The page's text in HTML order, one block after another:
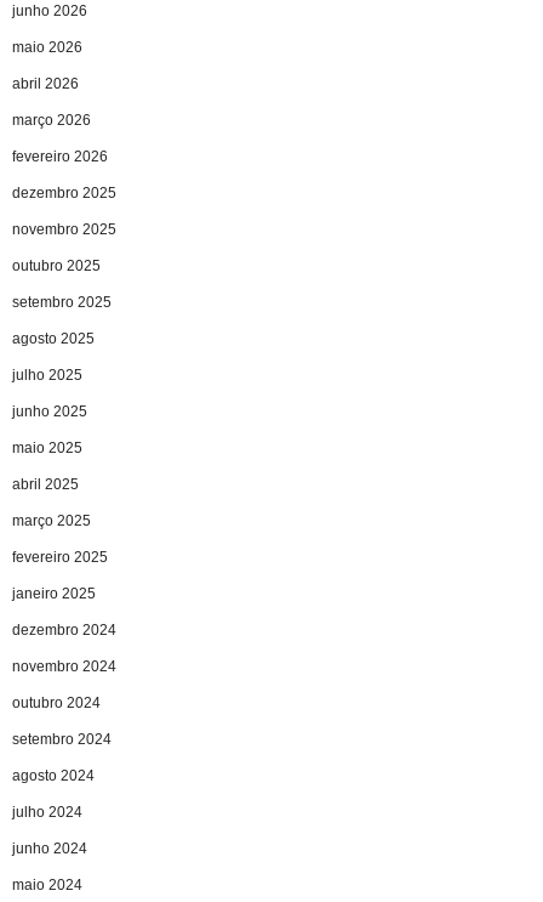
junho 2026
maio 2026
abril 2026
março 2026
fevereiro 2026
dezembro 2025
novembro 2025
outubro 2025
setembro 2025
agosto 2025
julho 2025
junho 2025
maio 2025
abril 2025
março 2025
fevereiro 2025
janeiro 2025
dezembro 2024
novembro 2024
outubro 2024
setembro 2024
agosto 2024
julho 2024
junho 2024
maio 2024